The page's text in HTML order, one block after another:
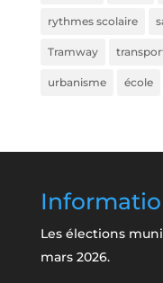
rythmes scolaire
Tramway
urbanisme école
Les élections
mars 2026.